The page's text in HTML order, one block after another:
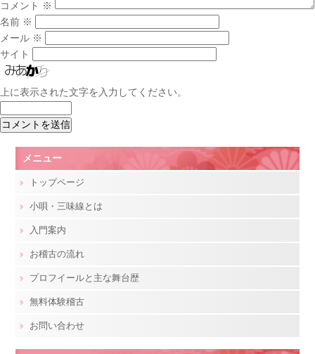
コメント ※
名前 ※
メール ※
サイト
上に表示された文字を入力してください。
メニュー
トップページ
小唄・三味線とは
入門案内
お稽古の流れ
プロフイールと主な舞台歴
無料体験稽古
お問い合わせ